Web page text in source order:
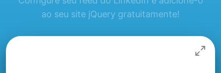
ao seu site jQuery gratuitamente!